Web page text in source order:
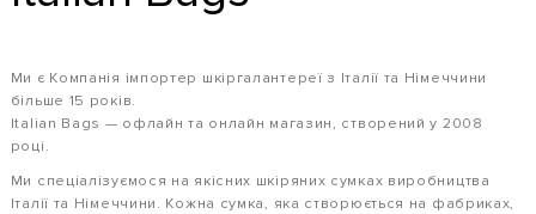
Ми є Компанія імпортер шкіргалантереї з Італії та Німеччини
більше 15 років.
Italian Bags — офлайн та онлайн магазин, створений у 2008
році.
Ми спеціалізуємося на якісних шкіряних сумках виробництва
Італії та Німеччини. Кожна сумка, яка створюється на фабриках,